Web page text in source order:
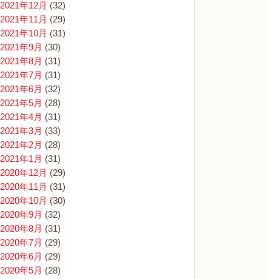
2021年12月 (32)
2021年11月 (29)
2021年10月 (31)
2021年9月 (30)
2021年8月 (31)
2021年7月 (31)
2021年6月 (32)
2021年5月 (28)
2021年4月 (31)
2021年3月 (33)
2021年2月 (28)
2021年1月 (31)
2020年12月 (29)
2020年11月 (31)
2020年10月 (30)
2020年9月 (32)
2020年8月 (31)
2020年7月 (29)
2020年6月 (29)
2020年5月 (28)